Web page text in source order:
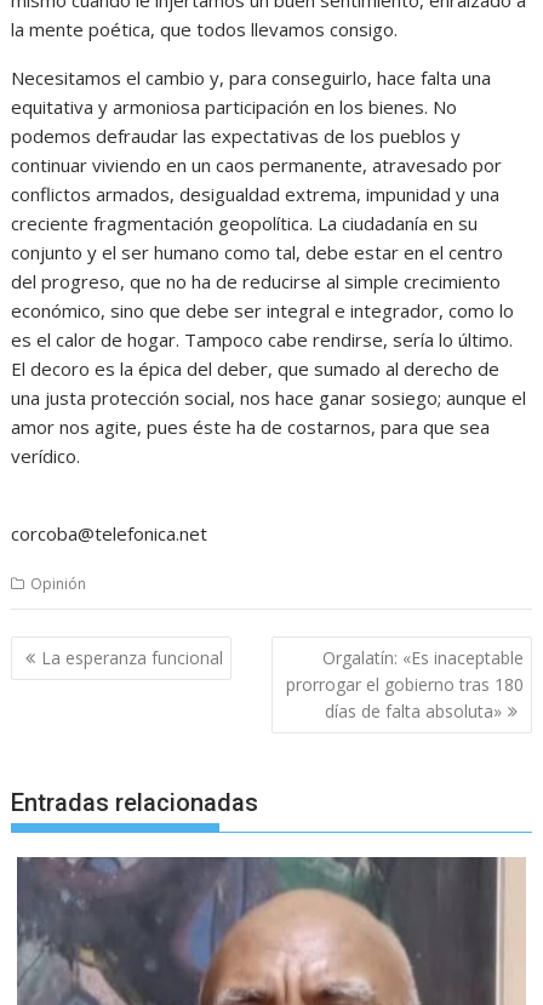
la mente poética, que todos llevamos consigo.
Necesitamos el cambio y, para conseguirlo, hace falta una
equitativa y armoniosa participación en los bienes. No
podemos defraudar las expectativas de los pueblos y
continuar viviendo en un caos permanente, atravesado por
conflictos armados, desigualdad extrema, impunidad y una
creciente fragmentación geopolítica. La ciudadanía en su
conjunto y el ser humano como tal, debe estar en el centro
del progreso, que no ha de reducirse al simple crecimiento
económico, sino que debe ser integral e integrador, como lo
es el calor de hogar. Tampoco cabe rendirse, sería lo último.
El decoro es la épica del deber, que sumado al derecho de
una justa protección social, nos hace ganar sosiego; aunque el
amor nos agite, pues éste ha de costarnos, para que sea
verídico.
corcoba@telefonica.net
Opinión
Navegación
de
La esperanza funcional
Orgalatín: «Es inaceptable
prorrogar el gobierno tras 180
días de falta absoluta»
Entradas relacionadas